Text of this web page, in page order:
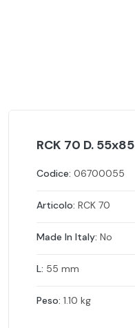
RCK 70 D. 55x85
Codice: 06700055
Articolo: RCK 70
Made In Italy: No
L: 55 mm
Peso: 1.10 kg